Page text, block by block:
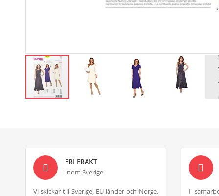
the
images
gallery
FRI FRAKT
Inom Sverige
Vi skickar till Sverige, EU-länder och Norge.
I